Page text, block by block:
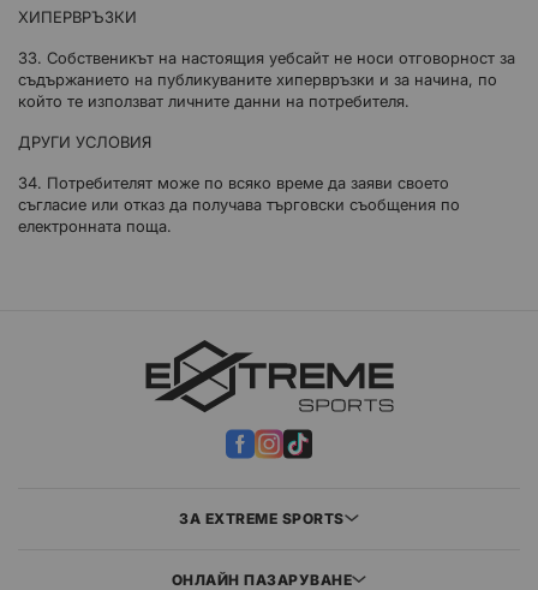
ХИПЕРВРЪЗКИ
33. Собственикът на настоящия уебсайт не носи отговорност за
съдържанието на публикуваните хипервръзки и за начина, по
който те използват личните данни на потребителя.
ДРУГИ УСЛОВИЯ
34. Потребителят може по всяко време да заяви своето
съгласие или отказ да получава търговски съобщения по
електронната поща.
ЗА EXTREME SPORTS
ОНЛАЙН ПАЗАРУВАНЕ